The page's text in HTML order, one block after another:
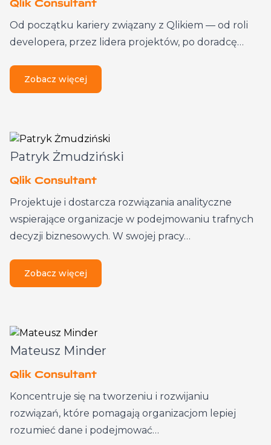
Qlik Consultant
Od początku kariery związany z Qlikiem — od roli
developera, przez lidera projektów, po doradcę…
Zobacz więcej
Patryk Żmudziński
Qlik Consultant
Projektuje i dostarcza rozwiązania analityczne
wspierające organizacje w podejmowaniu trafnych
decyzji biznesowych. W swojej pracy…
Zobacz więcej
Mateusz Minder
Qlik Consultant
Koncentruje się na tworzeniu i rozwijaniu
rozwiązań, które pomagają organizacjom lepiej
rozumieć dane i podejmować…